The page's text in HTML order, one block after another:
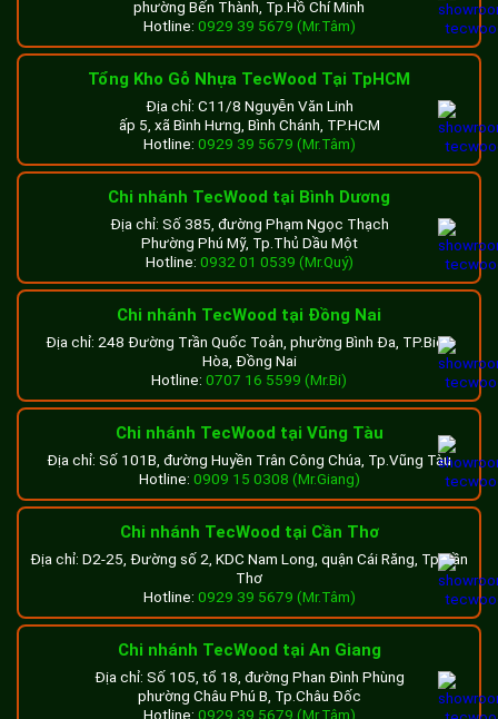
Kiến Tâm sử dụng loại lam gỗ nhựa composite thương hiệu
TecWood. Sản phẩm nhờ được nhập khẩu từ công nghệ
cao cấp Nhật Bản, có độ bền vượt trội, cùng thẩm mỹ đẹp
mắt, mẫu mã giống gỗ tự nhiên… nên được chủ đầu tư tin
tưởng và lựa chọn.
Giàn lam che nắng sân thượng được thi công bởi TecWood
Với bề dày kinh nghiệm nhiều năm hoạt động trong lĩnh vực
thất. Công ty TecWood chắc chắn sẽ là địa chỉ uy tín, đáng
tin cậy để khách hàng lựa chọn khi muốn sử dụng vật liệu
gỗ nhựa composite chính hãng trang trí cho ngôi nhà hay
công trình, dự án của mình.
Sản phẩm gỗ nhựa TecWood sử dụng
trong quá trình thi công
phường Bến Thành, Tp.Hồ Chí Minh
Hotline: 0929 39 5679 (Mr.Tâm)
Tổng Kho Gỗ Nhựa TecWood Tại TpHCM
Địa chỉ: C11/8 Nguyễn Văn Linh
ấp 5, xã Bình Hưng, Bình Chánh, TP.HCM
Hotline: 0929 39 5679 (Mr.Tâm)
Chi nhánh TecWood tại Bình Dương
Địa chỉ: Số 385, đường Phạm Ngọc Thạch
Phường Phú Mỹ, Tp.Thủ Dầu Một
Hotline: 0932 01 0539 (Mr.Quý)
Chi nhánh TecWood tại Đồng Nai
Địa chỉ: 248 Đường Trần Quốc Toản, phường Bình Đa, TP.Biên
Hòa, Đồng Nai
Hotline: 0707 16 5599 (Mr.Bi)
Chi nhánh TecWood tại Vũng Tàu
Địa chỉ: Số 101B, đường Huyền Trân Công Chúa, Tp.Vũng Tàu
Hotline: 0909 15 0308 (Mr.Giang)
Chi nhánh TecWood tại Cần Thơ
Địa chỉ: D2-25, Đường số 2, KDC Nam Long, quận Cái Răng, Tp.Cần
Thơ
Hotline: 0929 39 5679 (Mr.Tâm)
Chi nhánh TecWood tại An Giang
Địa chỉ: Số 105, tổ 18, đường Phan Đình Phùng
phường Châu Phú B, Tp.Châu Đốc
Hotline: 0929 39 5679 (Mr.Tâm)